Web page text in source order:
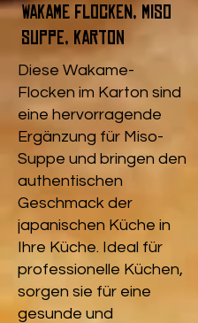
Wakame Flocken, Miso
Suppe, Karton
Diese Wakame-
Flocken im Karton sind
eine hervorragende
Ergänzung für Miso-
Suppe und bringen den
authentischen
Geschmack der
japanischen Küche in
Ihre Küche. Ideal für
professionelle Küchen,
sorgen sie für eine
gesunde und